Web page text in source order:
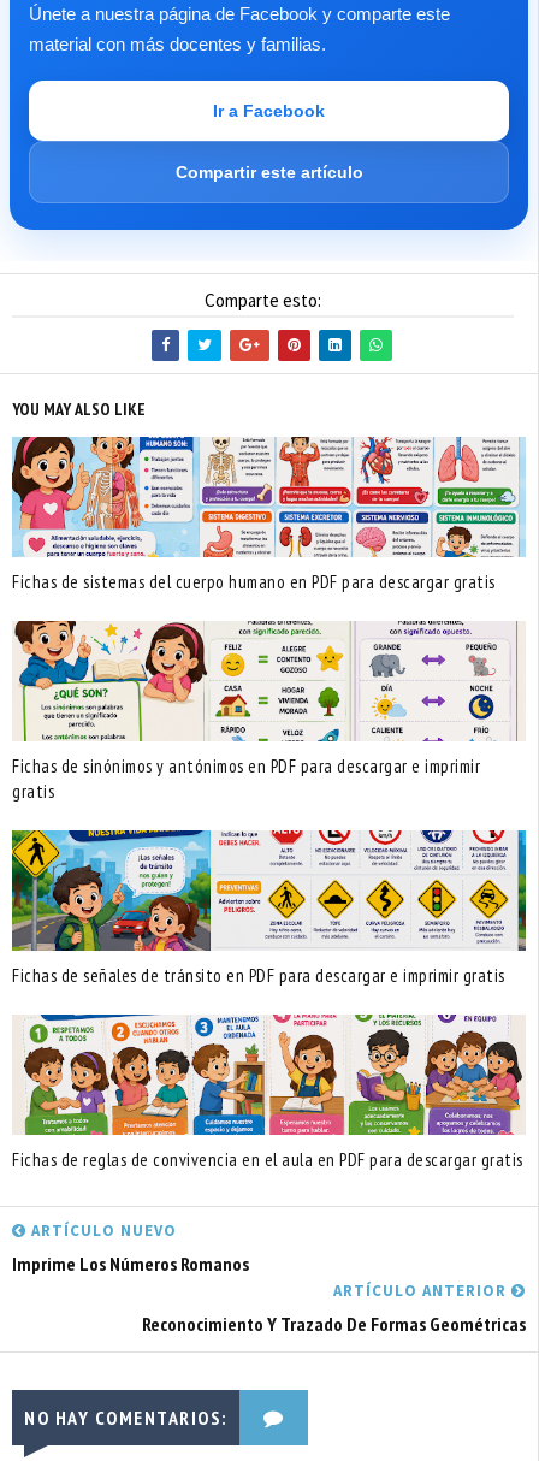
Únete a nuestra página de Facebook y comparte este
material con más docentes y familias.
Ir a Facebook
Compartir este artículo
Comparte esto:
YOU MAY ALSO LIKE
Fichas de sistemas del cuerpo humano en PDF para descargar gratis
Fichas de sinónimos y antónimos en PDF para descargar e imprimir
gratis
Fichas de señales de tránsito en PDF para descargar e imprimir gratis
Fichas de reglas de convivencia en el aula en PDF para descargar gratis
ARTÍCULO NUEVO
Imprime Los Números Romanos
ARTÍCULO ANTERIOR
Reconocimiento Y Trazado De Formas Geométricas
NO HAY COMENTARIOS: